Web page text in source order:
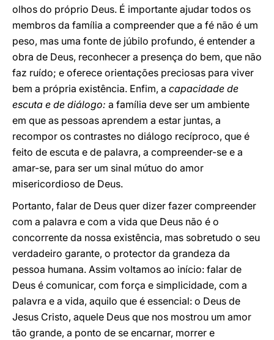
olhos do próprio Deus. É importante ajudar todos os
membros da família a compreender que a fé não é um
peso, mas uma fonte de júbilo profundo, é entender a
obra de Deus, reconhecer a presença do bem, que não
faz ruído; e oferece orientações preciosas para viver
bem a própria existência. Enfim, a capacidade de
escuta e de diálogo: a família deve ser um ambiente
em que as pessoas aprendem a estar juntas, a
recompor os contrastes no diálogo recíproco, que é
feito de escuta e de palavra, a compreender-se e a
amar-se, para ser um sinal mútuo do amor
misericordioso de Deus.
Portanto, falar de Deus quer dizer fazer compreender
com a palavra e com a vida que Deus não é o
concorrente da nossa existência, mas sobretudo o seu
verdadeiro garante, o protector da grandeza da
pessoa humana. Assim voltamos ao início: falar de
Deus é comunicar, com força e simplicidade, com a
palavra e a vida, aquilo que é essencial: o Deus de
Jesus Cristo, aquele Deus que nos mostrou um amor
tão grande, a ponto de se encarnar, morrer e